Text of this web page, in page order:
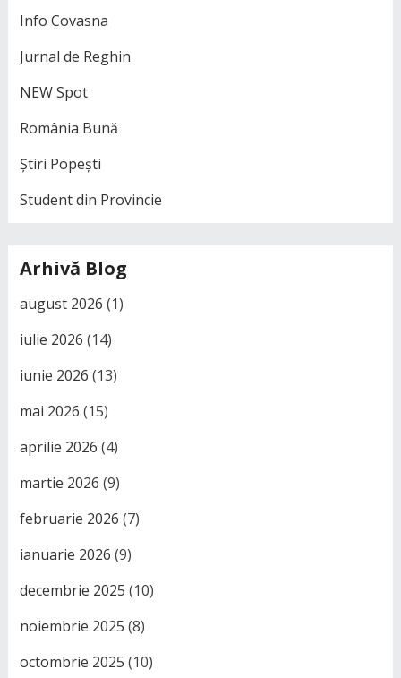
Info Covasna
Jurnal de Reghin
NEW Spot
România Bună
Știri Popești
Student din Provincie
Arhivă Blog
august 2026 (1)
iulie 2026 (14)
iunie 2026 (13)
mai 2026 (15)
aprilie 2026 (4)
martie 2026 (9)
februarie 2026 (7)
ianuarie 2026 (9)
decembrie 2025 (10)
noiembrie 2025 (8)
octombrie 2025 (10)